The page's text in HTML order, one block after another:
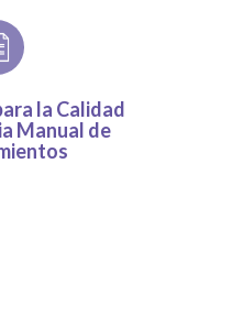
la Calidad
Manual de